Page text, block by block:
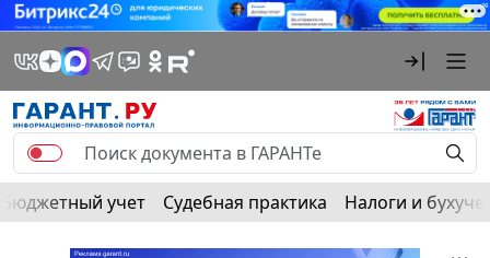
Бюджетный учет Судебная практика Налоги и